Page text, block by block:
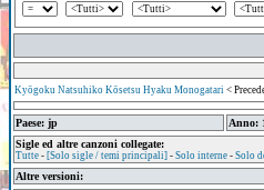
Kyōgoku Natsuhiko Kōsetsu Hyaku Monogatari <
Paese: jp Anno:
Sigle ed altre canzoni collegate:
Tutte - [Solo sigle / temi principali] - Solo interne - Solo
Altre versioni: